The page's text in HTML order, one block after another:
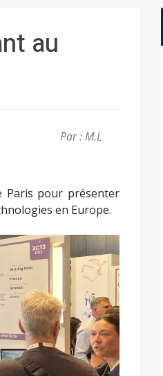
au
Par : M.L
Paris pour présenter
en Europe.